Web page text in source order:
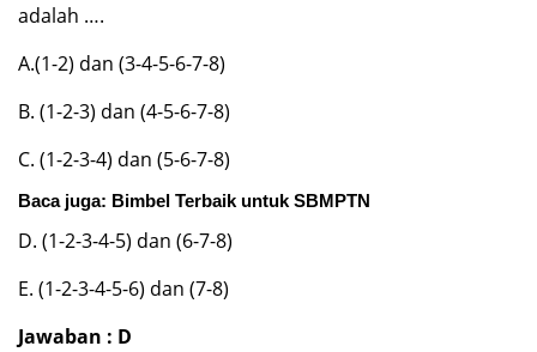
adalah ….
A.(1-2) dan (3-4-5-6-7-8)
B. (1-2-3) dan (4-5-6-7-8)
C. (1-2-3-4) dan (5-6-7-8)
Baca juga: Bimbel Terbaik untuk SBMPTN
D. (1-2-3-4-5) dan (6-7-8)
E. (1-2-3-4-5-6) dan (7-8)
Jawaban : D